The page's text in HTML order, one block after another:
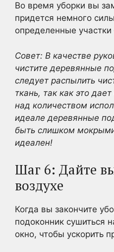
Во время уборки вы
придется немного
определенные
Совет: В качестве
чистите деревянные
следует распылить
ткань, так как это
над количеством
идеале деревянные
быть слишком
идеален!
Шаг 6: Дайте
воздухе
Когда вы закончите
подоконник сушиться
окно, чтобы ускорить